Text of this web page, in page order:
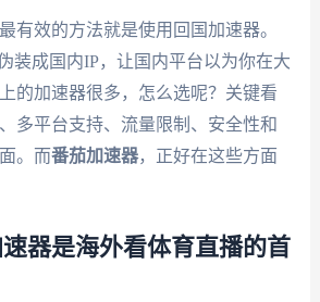
有效的方法就是使用回国加速器。
装成国内IP，让国内平台以为你在大
的加速器很多，怎么选呢？关键看
多平台支持、流量限制、安全性和
。而番茄加速器，正好在这些方面
器是海外看体育直播的首